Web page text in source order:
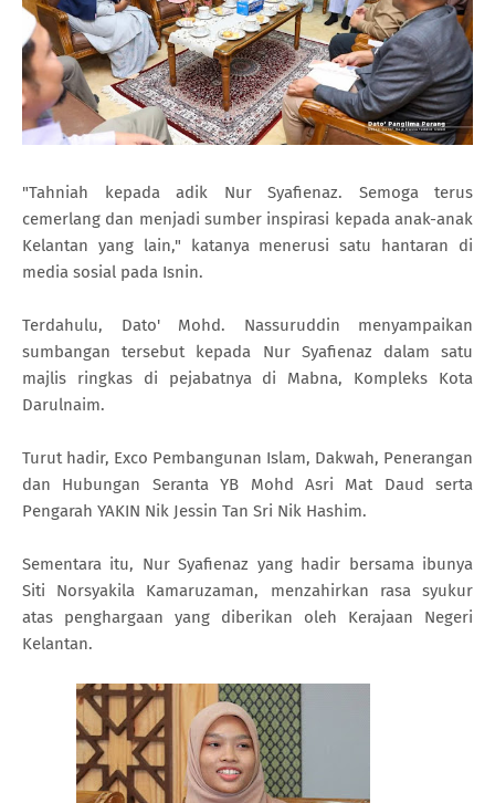
"Tahniah kepada adik Nur Syafienaz. Semoga terus
cemerlang dan menjadi sumber inspirasi kepada anak-anak
Kelantan yang lain," katanya menerusi satu hantaran di
media sosial pada Isnin.
Terdahulu, Dato' Mohd. Nassuruddin menyampaikan
sumbangan tersebut kepada Nur Syafienaz dalam satu
majlis ringkas di pejabatnya di Mabna, Kompleks Kota
Darulnaim.
Turut hadir, Exco Pembangunan Islam, Dakwah, Penerangan
dan Hubungan Seranta YB Mohd Asri Mat Daud serta
Pengarah YAKIN Nik Jessin Tan Sri Nik Hashim.
Sementara itu, Nur Syafienaz yang hadir bersama ibunya
Siti Norsyakila Kamaruzaman, menzahirkan rasa syukur
atas penghargaan yang diberikan oleh Kerajaan Negeri
Kelantan.